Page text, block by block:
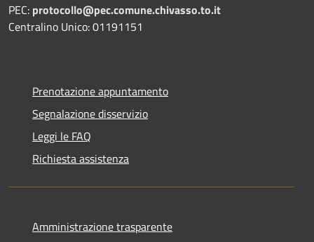
PEC: protocollo@pec.comune.chivasso.to.it
Centralino Unico: 01191151
Prenotazione appuntamento
Segnalazione disservizio
Leggi le FAQ
Richiesta assistenza
Amministrazione trasparente